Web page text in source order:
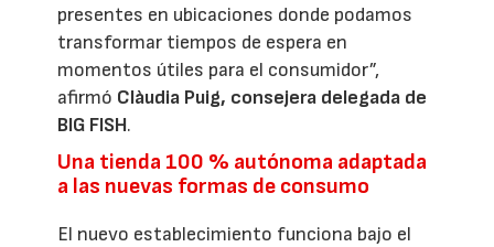
presentes en ubicaciones donde podamos
transformar tiempos de espera en
momentos útiles para el consumidor”,
afirmó Clàudia Puig, consejera delegada de
BIG FISH.
Una tienda 100 % autónoma adaptada
a las nuevas formas de consumo
El nuevo establecimiento funciona bajo el